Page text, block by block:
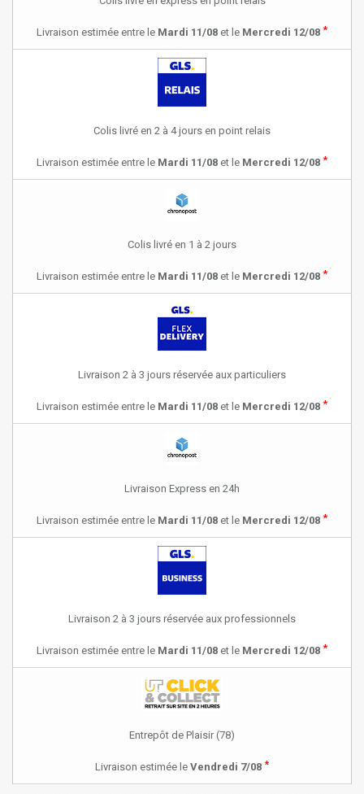
Livraison estimée entre le Mardi 11/08 et le Mercredi 12/08 *
Colis livré en 2 à 4 jours en point relais
Livraison estimée entre le Mardi 11/08 et le Mercredi 12/08 *
Colis livré en 1 à 2 jours
Livraison estimée entre le Mardi 11/08 et le Mercredi 12/08 *
Livraison 2 à 3 jours réservée aux particuliers
Livraison estimée entre le Mardi 11/08 et le Mercredi 12/08 *
Livraison Express en 24h
Livraison estimée entre le Mardi 11/08 et le Mercredi 12/08 *
Livraison 2 à 3 jours réservée aux professionnels
Livraison estimée entre le Mardi 11/08 et le Mercredi 12/08 *
Entrepôt de Plaisir (78)
Livraison estimée le Vendredi 7/08 *